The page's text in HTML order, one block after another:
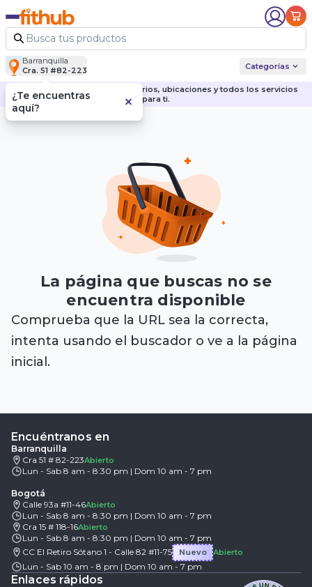
Barranquilla
Cra. 51 #82-223
Categorías
Descubre nuestras sedes, horarios, ubicaciones y todos los servicios
para ti.
La página que buscas no se
encuentra disponible
Comprueba que la URL sea la correcta,
intenta usando el buscador o ve a la página
inicial.
Encuéntranos en
Barranquilla
Cra 51 # 82-223Abierto
Lun - Sab 8 am - 8:30 pm | Dom 10 am - 7 pm
Bogotá
Calle 93a #11-46Abierto
Lun - Sab 8 am - 8:30 pm | Dom 10 am - 7 pm
Cra 15 # 118-16Abierto
Lun - Sab 8 am - 8:30 pm | Dom 10 am - 7 pm
CC El Retiro Sótano 1 - Calle 82 #11-75
Nuevo Abierto
Lun - Sab 10 am - 8 pm | Dom 10 am - 7 pm
Enlaces rápidos
¿Te encuentras
aquí?